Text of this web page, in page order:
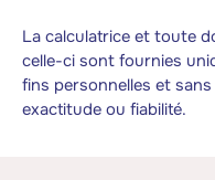
La calculatrice et toute
celle-ci sont fournies
fins personnelles et
exactitude ou fiabilité.